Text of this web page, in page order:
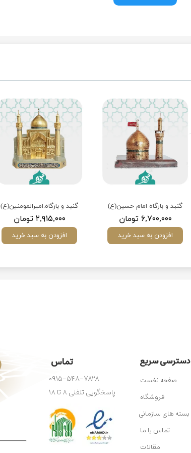
گنبد و بارگاه.امیرالمومنین(ع)
۲,۹۱۵,۰۰۰ تومان
افزودن به سبد خرید
گنبد و بارگاه امام حسین(ع)
۶,۷۰۰,۰۰۰ تومان
افزودن به سبد خرید
دسترسی سریع
صفحه نخست
فروشگاه
بسته های سازمانی
تماس با ما
مقالات
تماس
۰۹۱۵-۵۴۸-۷۸۲۸
پاسخگویی تلفنی ۸ تا ۱۸